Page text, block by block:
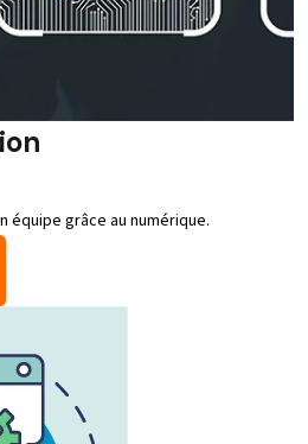
équipe grâce au numérique.